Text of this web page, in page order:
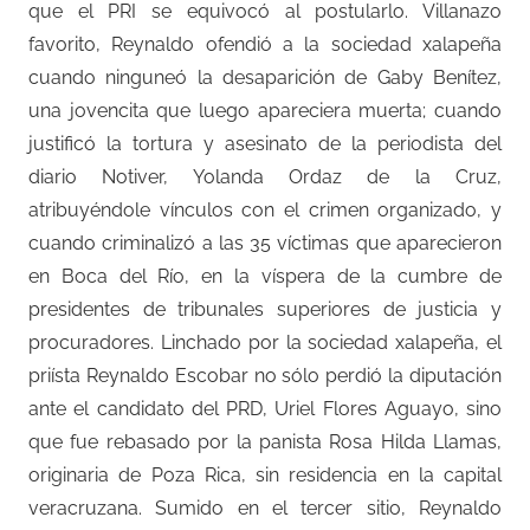
que el PRI se equivocó al postularlo. Villanazo
favorito, Reynaldo ofendió a la sociedad xalapeña
cuando ninguneó la desaparición de Gaby Benítez,
una jovencita que luego apareciera muerta; cuando
justificó la tortura y asesinato de la periodista del
diario Notiver, Yolanda Ordaz de la Cruz,
atribuyéndole vínculos con el crimen organizado, y
cuando criminalizó a las 35 víctimas que aparecieron
en Boca del Río, en la víspera de la cumbre de
presidentes de tribunales superiores de justicia y
procuradores. Linchado por la sociedad xalapeña, el
priísta Reynaldo Escobar no sólo perdió la diputación
ante el candidato del PRD, Uriel Flores Aguayo, sino
que fue rebasado por la panista Rosa Hilda Llamas,
originaria de Poza Rica, sin residencia en la capital
veracruzana. Sumido en el tercer sitio, Reynaldo